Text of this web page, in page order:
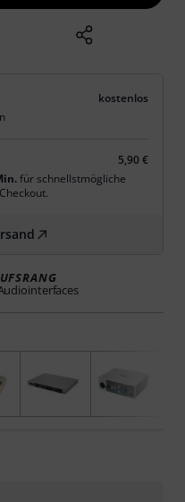
kostenlos
5,90 €
für schnellstmögliche